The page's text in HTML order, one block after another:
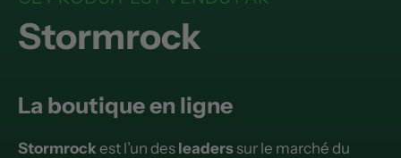
Stormrock
La boutique en ligne
Stormrock est l’un des leaders sur le marché du